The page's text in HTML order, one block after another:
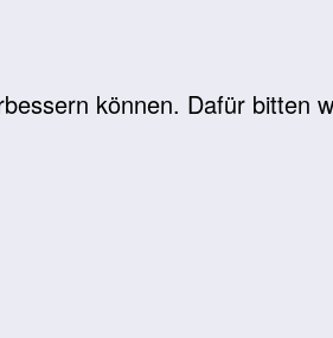
können. Dafür bitten